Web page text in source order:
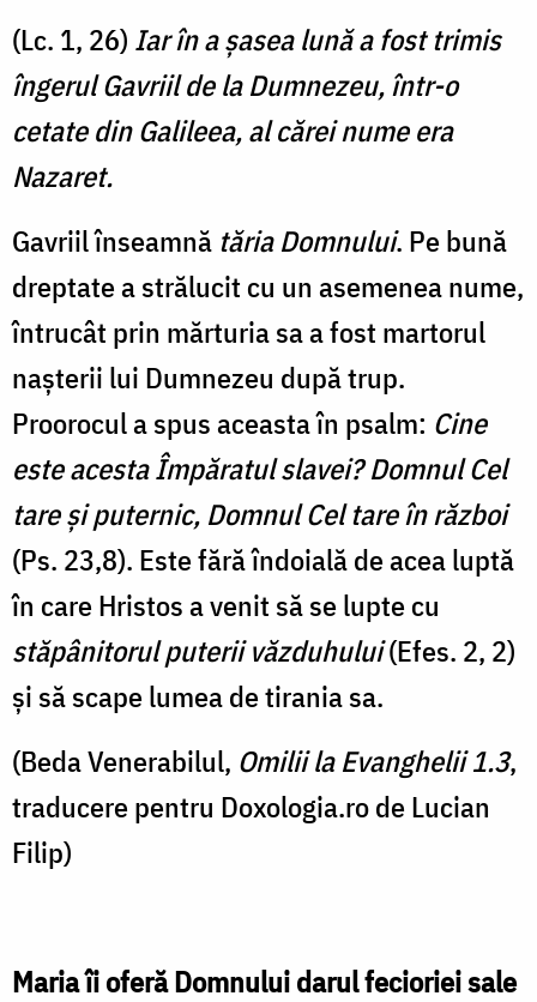
(Lc. 1, 26) Iar în a şasea lună a fost trimis
îngerul Gavriil de la Dumnezeu, într-o
cetate din Galileea, al cărei nume era
Nazaret.
Gavriil înseamnă tăria Domnului. Pe bună
dreptate a strălucit cu un asemenea nume,
întrucât prin mărturia sa a fost martorul
nașterii lui Dumnezeu după trup.
Proorocul a spus aceasta în psalm: Cine
este acesta Împăratul slavei? Domnul Cel
tare şi puternic, Domnul Cel tare în război
(Ps. 23,8). Este fără îndoială de acea luptă
în care Hristos a venit să se lupte cu
stăpânitorul puterii văzduhului(Efes. 2, 2)
și să scape lumea de tirania sa.
(Beda Venerabilul, Omilii la Evanghelii 1.3,
traducere pentru Doxologia.ro de Lucian
Filip)
Maria îi oferă Domnului darul fecioriei sale